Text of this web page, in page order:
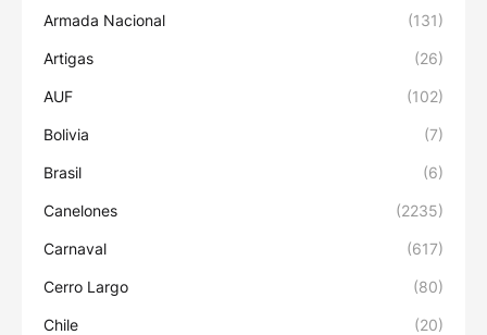
Armada Nacional (131)
Artigas (26)
AUF (102)
Bolivia (7)
Brasil (6)
Canelones (2235)
Carnaval (617)
Cerro Largo (80)
Chile (20)